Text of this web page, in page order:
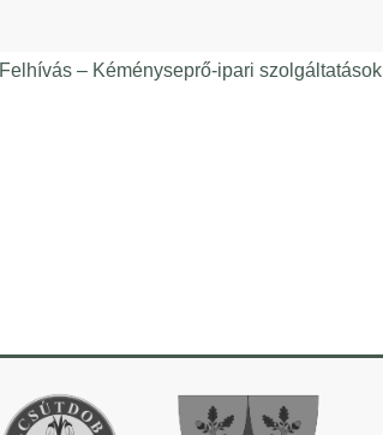
Felhívás – Kéményseprő-ipari szolgáltatások